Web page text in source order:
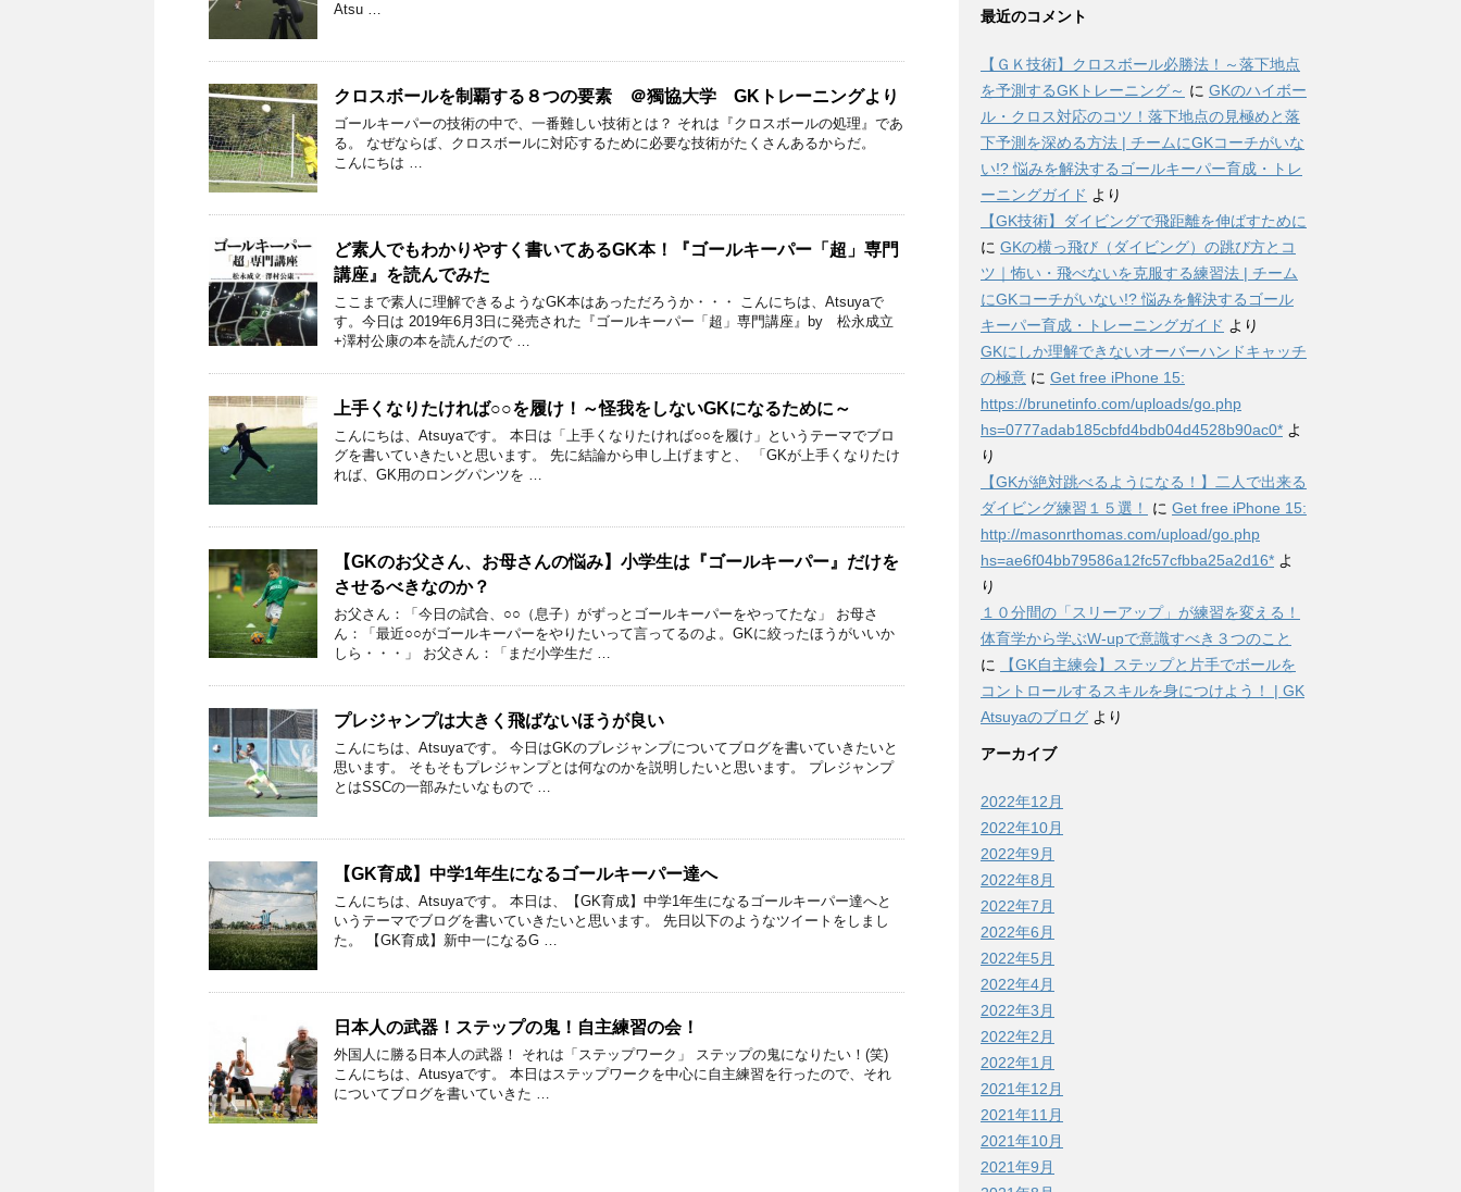
Atsu …
クロスボールを制覇する８つの要素 ＠獨協大学 GKトレーニングより
ゴールキーパーの技術の中で、一番難しい技術とは？ それは『クロスボールの処理』であ
る。 なぜならば、クロスボールに対応するために必要な技術がたくさんあるからだ。
こんにちは …
ど素人でもわかりやすく書いてあるGK本！『ゴールキーパー「超」専門
講座』を読んでみた
ここまで素人に理解できるようなGK本はあっただろうか・・・ こんにちは、Atsuyaで
す。今日は 2019年6月3日に発売された『ゴールキーパー「超」専門講座』by 松永成立
+澤村公康の本を読んだので …
上手くなりたければ○○を履け！～怪我をしないGKになるために～
こんにちは、Atsuyaです。 本日は「上手くなりたければ○○を履け」というテーマでブロ
グを書いていきたいと思います。 先に結論から申し上げますと、 「GKが上手くなりたけ
れば、GK用のロングパンツを …
【GKのお父さん、お母さんの悩み】小学生は『ゴールキーパー』だけを
させるべきなのか？
お父さん：「今日の試合、○○（息子）がずっとゴールキーパーをやってたな」 お母さ
ん：「最近○○がゴールキーパーをやりたいって言ってるのよ。GKに絞ったほうがいいか
しら・・・」 お父さん：「まだ小学生だ …
プレジャンプは大きく飛ばないほうが良い
こんにちは、Atsuyaです。 今日はGKのプレジャンプについてブログを書いていきたいと
思います。 そもそもプレジャンプとは何なのかを説明したいと思います。 プレジャンプ
とはSSCの一部みたいなもので …
【GK育成】中学1年生になるゴールキーパー達へ
こんにちは、Atsuyaです。 本日は、【GK育成】中学1年生になるゴールキーパー達へと
いうテーマでブログを書いていきたいと思います。 先日以下のようなツイートをしまし
た。 【GK育成】新中一になるG …
日本人の武器！ステップの鬼！自主練習の会！
外国人に勝る日本人の武器！ それは「ステップワーク」 ステップの鬼になりたい！(笑)
こんにちは、Atusyaです。 本日はステップワークを中心に自主練習を行ったので、それ
についてブログを書いていきた …
最近のコメント
【ＧＫ技術】クロスボール必勝法！～落下地点
を予測するGKトレーニング～ に GKのハイボー
ル・クロス対応のコツ！落下地点の見極めと落
下予測を深める方法 | チームにGKコーチがいな
い!? 悩みを解決するゴールキーパー育成・トレ
ーニングガイド より
【GK技術】ダイビングで飛距離を伸ばすために
に GKの横っ飛び（ダイビング）の跳び方とコ
ツ｜怖い・飛べないを克服する練習法 | チーム
にGKコーチがいない!? 悩みを解決するゴール
キーパー育成・トレーニングガイド より
GKにしか理解できないオーバーハンドキャッチ
の極意 に Get free iPhone 15:
https://brunetinfo.com/uploads/go.php
hs=0777adab185cbfd4bdb04d4528b90ac0* よ
り
【GKが絶対跳べるようになる！】二人で出来る
ダイビング練習１５選！
に Get free iPhone 15:
http://masonrthomas.com/upload/go.php
hs=ae6f04bb79586a12fc57cfbba25a2d16* よ
り
１０分間の「スリーアップ」が練習を変える！
体育学から学ぶW-upで意識すべき３つのこと
に
【GK自主練会】ステップと片手でボールを
コントロールするスキルを身につけよう！ | GK
Atsuyaのブログ より
アーカイブ
2022年12月
2022年10月
2022年9月
2022年8月
2022年7月
2022年6月
2022年5月
2022年4月
2022年3月
2022年2月
2022年1月
2021年12月
2021年11月
2021年10月
2021年9月